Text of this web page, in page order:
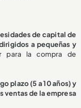
de capital de
a pequeñas y
para la compra de
plazo (5 a 10 años) y
ventas de la empresa